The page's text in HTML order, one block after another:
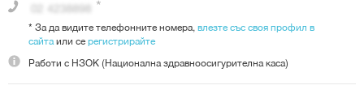
* За да видите телефонните номера, влезте със своя профил в
сайтаили серегистрирайте
Работи с НЗОК (Национална здравноосигурителна каса)